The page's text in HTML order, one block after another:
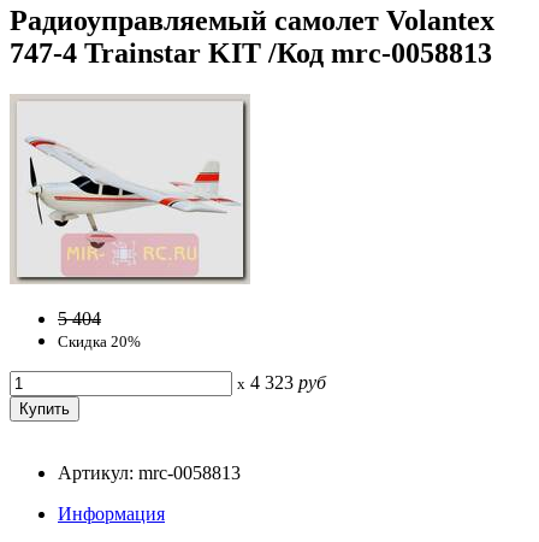
Радиоуправляемый самолет Volantex
747-4 Trainstar KIT /Код mrc-0058813
5 404
Скидка 20%
x 4 323 руб
Артикул: mrc-0058813
Информация